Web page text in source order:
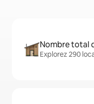
Nombre total
Explorez 290